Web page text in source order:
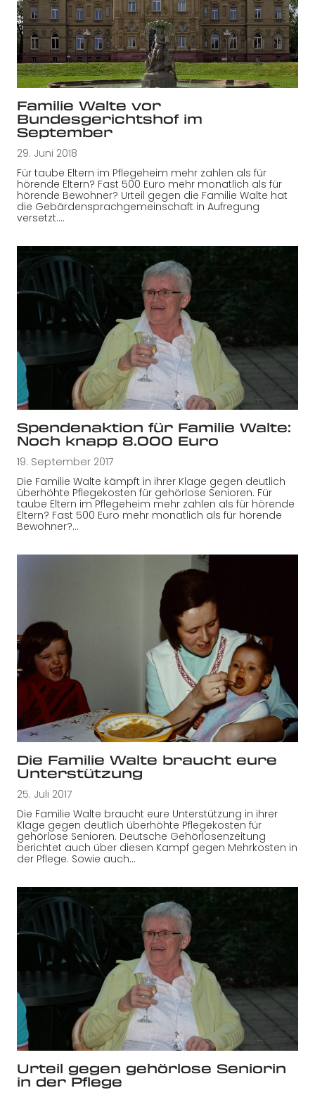
Familie Walte vor
Bundesgerichtshof im
September
29. Juni 2018
Für taube Eltern im Pflegeheim mehr zahlen als für
hörende Eltern? Fast 500 Euro mehr monatlich als für
hörende Bewohner? Urteil gegen die Familie Walte hat
die Gebärdensprachgemeinschaft in Aufregung
versetzt.…
Spendenaktion für Familie Walte:
Noch knapp 8.000 Euro
19. September 2017
Die Familie Walte kämpft in ihrer Klage gegen deutlich
überhöhte Pflegekosten für gehörlose Senioren. Für
taube Eltern im Pflegeheim mehr zahlen als für hörende
Eltern? Fast 500 Euro mehr monatlich als für hörende
Bewohner?…
Die Familie Walte braucht eure
Unterstützung
25. Juli 2017
Die Familie Walte braucht eure Unterstützung in ihrer
Klage gegen deutlich überhöhte Pflegekosten für
gehörlose Senioren. Deutsche Gehörlosenzeitung
berichtet auch über diesen Kampf gegen Mehrkosten in
der Pflege. Sowie auch…
Urteil gegen gehörlose Seniorin
in der Pflege